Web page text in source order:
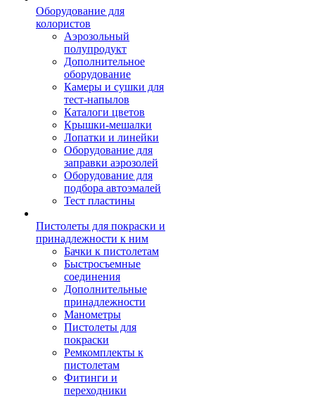
Оборудование для
колористов
Аэрозольный
полупродукт
Дополнительное
оборудование
Камеры и сушки для
тест-напылов
Каталоги цветов
Крышки-мешалки
Лопатки и линейки
Оборудование для
заправки аэрозолей
Оборудование для
подбора автоэмалей
Тест пластины
Пистолеты для покраски и
принадлежности к ним
Бачки к пистолетам
Быстросъемные
соединения
Дополнительные
принадлежности
Манометры
Пистолеты для
покраски
Ремкомплекты к
пистолетам
Фитинги и
переходники